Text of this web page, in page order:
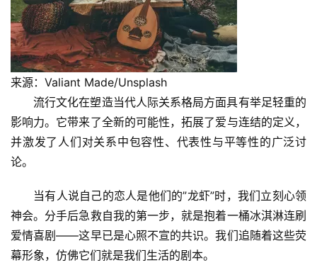
来源：Valiant Made/Unsplash
流行文化在塑造当代人际关系格局方面具有举足轻重的
影响力。它带来了全新的可能性，拓展了爱与连结的定义，
并激发了人们对关系中包容性、代表性与平等性的广泛讨
论。
当有人说自己的恋人是他们的”龙虾”时，我们立刻心领
神会。分手后急救自我的第一步，就是抱着一桶冰淇淋连刷
爱情喜剧——这早已是心照不宣的共识。我们追随着这些荧
幕形象，仿佛它们就是我们生活的剧本。